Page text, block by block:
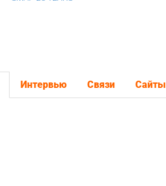
Интервью Связи Сайты